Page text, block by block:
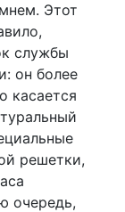
Этот
службы
он более
касается
решетки,
очередь,